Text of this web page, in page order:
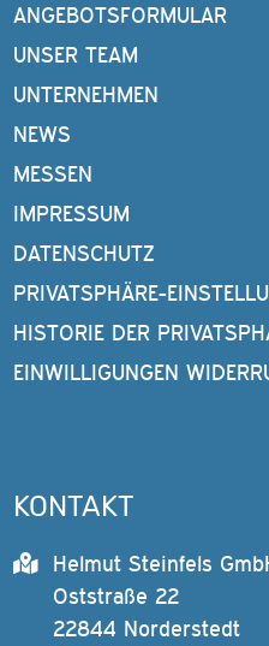
ANGEBOTSFORMULAR
UNSER TEAM
UNTERNEHMEN
NEWS
MESSEN
IMPRESSUM
DATENSCHUTZ
PRIVATSPHÄRE-
HISTORIE DER
EINWILLIGUNGEN
KONTAKT
Helmut Steinfels
Oststraße 22
22844 Norderstedt